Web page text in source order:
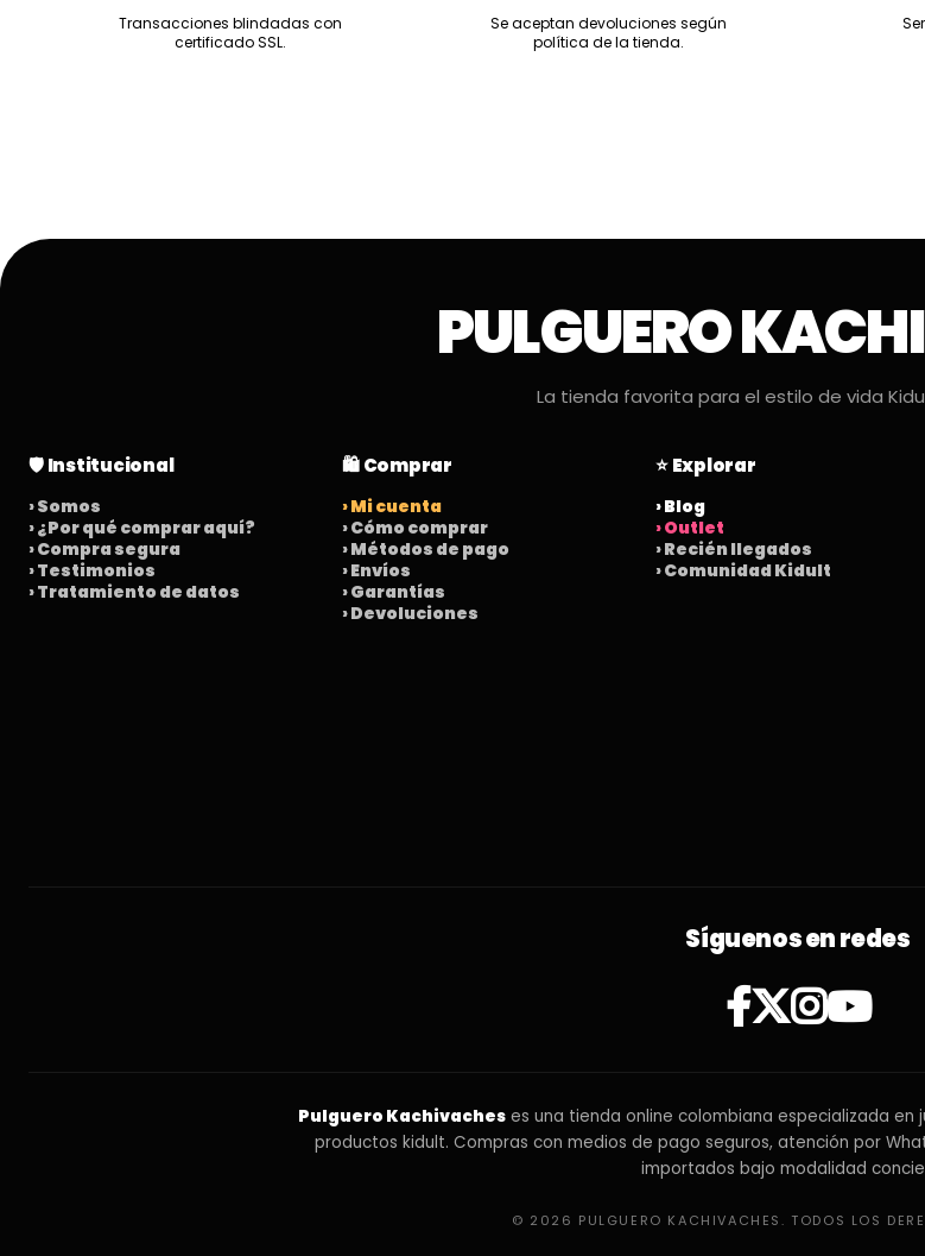
Transacciones blindadas con
certificado SSL.
Se aceptan devoluciones según
política de la tienda.
PULGUERO
La tienda favorita para el estilo de vida
🛡️ Institucional
› Somos
› ¿Por qué comprar aquí?
› Compra segura
› Testimonios
› Tratamiento de datos
🛍️ Comprar
› Mi cuenta
› Cómo comprar
› Métodos de pago
› Envíos
› Garantías
› Devoluciones
⭐ Explorar
› Blog
› Outlet
› Recién llegados
› Comunidad Kidult
Síguenos en redes
Pulguero Kachivaches es una tienda online colombiana especializada
productos kidult. Compras con medios de pago seguros, atención por
importados bajo modalidad
© 2026 PULGUERO KACHIVACHES. TODOS LOS